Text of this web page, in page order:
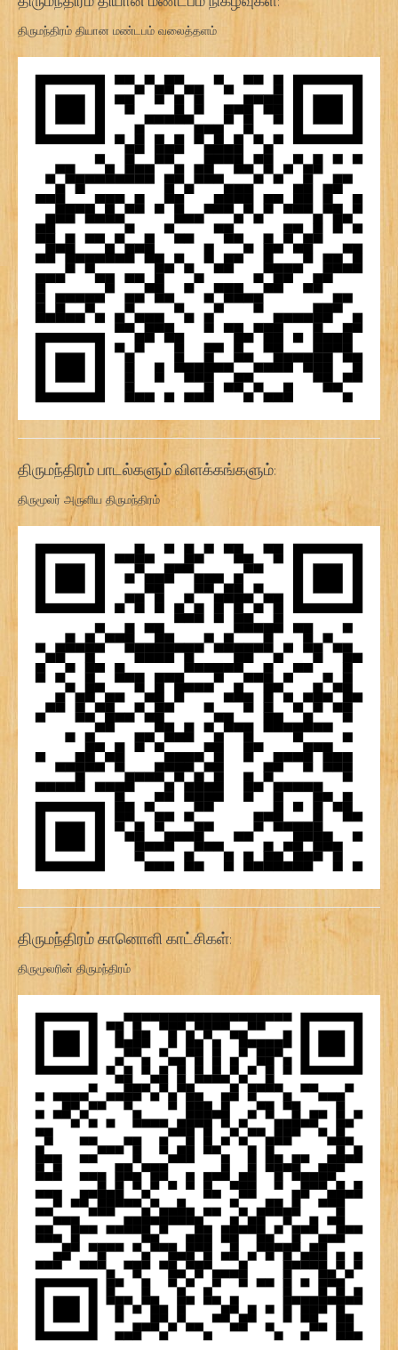
திருமந்திரம் தியான மண்டபம் வலைத்தளம்
திருமந்திரம் பாடல்களும் விளக்கங்களும்:
திருமூலர் அருளிய திருமந்திரம்
திருமந்திரம் கானொளி காட்சிகள்:
திருமூலரின் திருமந்திரம்